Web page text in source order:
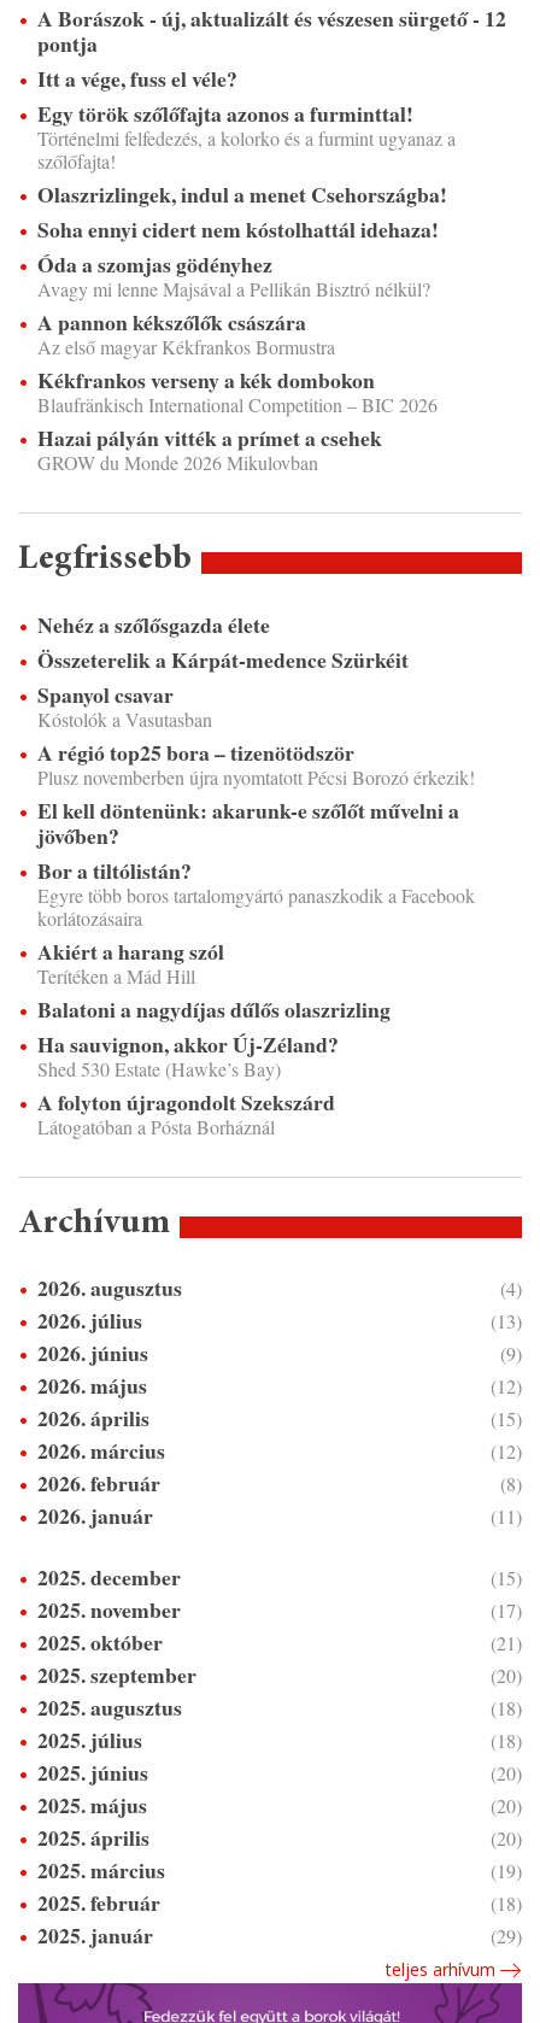
A Borászok - új, aktualizált és vészesen sürgető - 12
pontja
Itt a vége, fuss el véle?
Egy török szőlőfajta azonos a furminttal!
Történelmi felfedezés, a kolorko és a furmint ugyanaz a
szőlőfajta!
Olaszrizlingek, indul a menet Csehországba!
Soha ennyi cidert nem kóstolhattál idehaza!
Óda a szomjas gödényhez
Avagy mi lenne Majsával a Pellikán Bisztró nélkül?
A pannon kékszőlők császára
Az első magyar Kékfrankos Bormustra
Kékfrankos verseny a kék dombokon
Blaufränkisch International Competition – BIC 2026
Hazai pályán vitték a prímet a csehek
GROW du Monde 2026 Mikulovban
Legfrissebb
Nehéz a szőlősgazda élete
Összeterelik a Kárpát-medence Szürkéit
Spanyol csavar
Kóstolók a Vasutasban
A régió top25 bora – tizenötödször
Plusz novemberben újra nyomtatott Pécsi Borozó érkezik!
El kell döntenünk: akarunk-e szőlőt művelni a
jövőben?
Bor a tiltólistán?
Egyre több boros tartalomgyártó panaszkodik a Facebook
korlátozásaira
Akiért a harang szól
Terítéken a Mád Hill
Balatoni a nagydíjas dűlős olaszrizling
Ha sauvignon, akkor Új-Zéland?
Shed 530 Estate (Hawke’s Bay)
A folyton újragondolt Szekszárd
Látogatóban a Pósta Borháznál
Archívum
2026. augusztus (4)
2026. július (13)
2026. június (9)
2026. május (12)
2026. április (15)
2026. március (12)
2026. február (8)
2026. január (11)
2025. december (15)
2025. november (17)
2025. október (21)
2025. szeptember (20)
2025. augusztus (18)
2025. július (18)
2025. június (20)
2025. május (20)
2025. április (20)
2025. március (19)
2025. február (18)
2025. január (29)
teljes arhívum